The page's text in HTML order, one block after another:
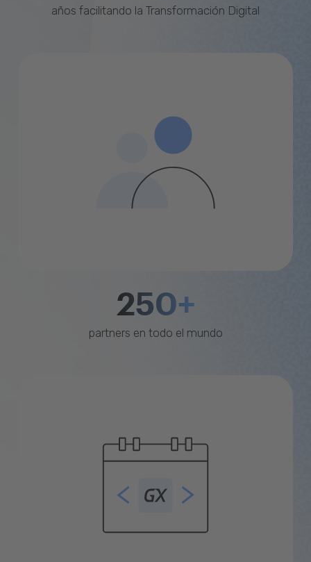
años facilitando la Transformación Digital
250+
partners en todo el mundo